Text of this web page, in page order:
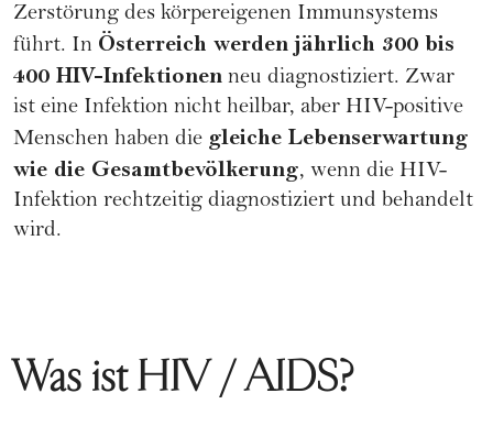
Zerstörung des körpereigenen Immunsystems
führt. In Österreich werden jährlich 300 bis
400 HIV-Infektionen neu diagnostiziert. Zwar
ist eine Infektion nicht heilbar, aber HIV-positive
Menschen haben die gleiche Lebenserwartung
wie die Gesamtbevölkerung, wenn die HIV-
Infektion rechtzeitig diagnostiziert und behandelt
wird.
Was ist HIV / AIDS?